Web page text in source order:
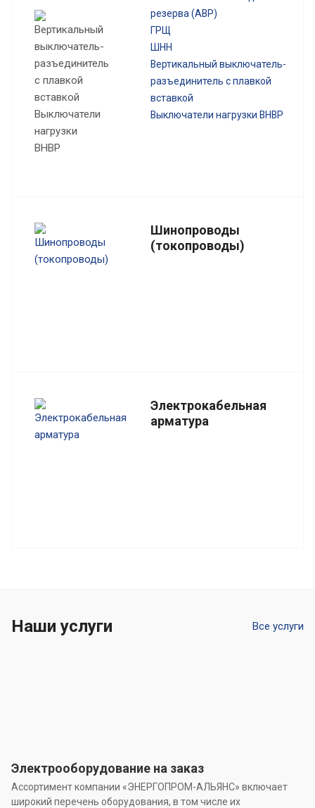
резерва (АВР)
ГРЩ
ШНН
Вертикальный выключатель-
разъединитель с плавкой
вставкой
Выключатели нагрузки ВНВР
Шинопроводы
(токопроводы)
Электрокабельная
арматура
Все услуги
Наши услуги
Электрооборудование на заказ
Ассортимент компании «ЭНЕРГОПРОМ-АЛЬЯНС» включает
широкий перечень оборудования, в том числе их